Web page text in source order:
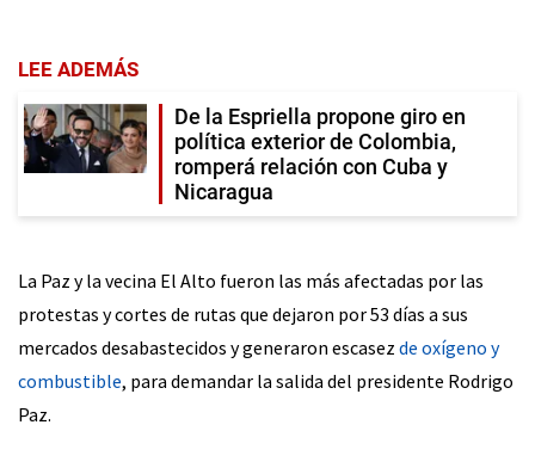
LEE ADEMÁS
De la Espriella propone giro en
política exterior de Colombia,
romperá relación con Cuba y
Nicaragua
La Paz y la vecina El Alto fueron las más afectadas por las
protestas y cortes de rutas que dejaron por 53 días a sus
mercados desabastecidos y generaron escasez de oxígeno y
combustible, para demandar la salida del presidente Rodrigo
Paz.